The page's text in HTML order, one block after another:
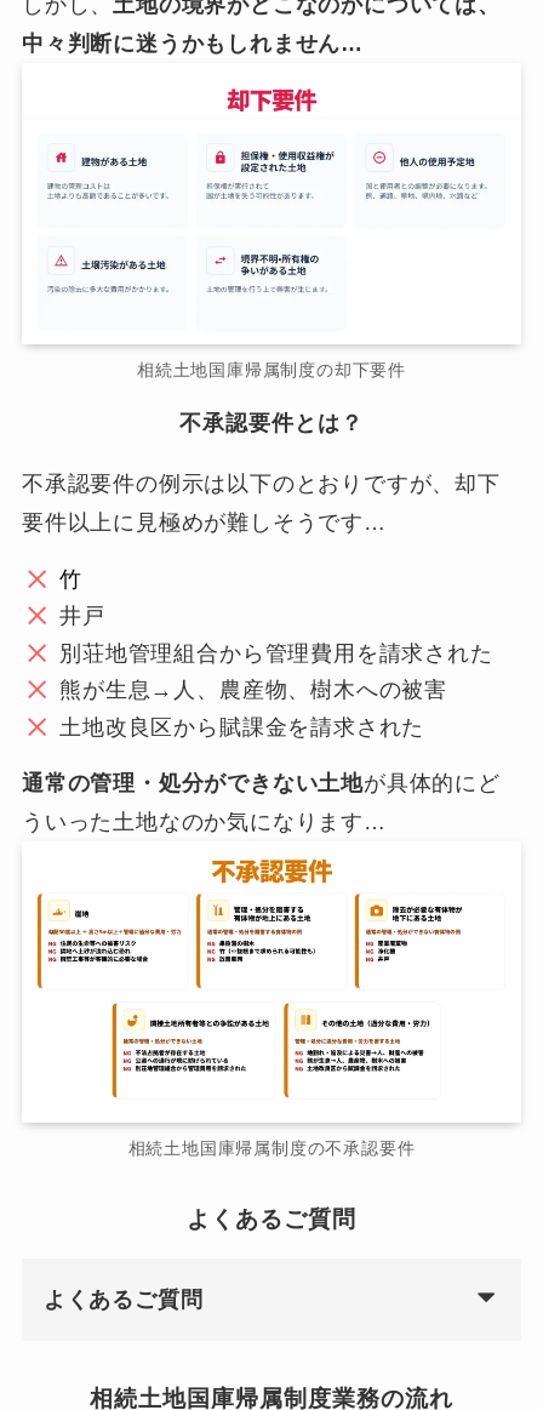
しかし、土地の境界がどこなのかについては、
中々判断に迷うかもしれません…
相続土地国庫帰属制度の却下要件
不承認要件とは？
不承認要件の例示は以下のとおりですが、却下
要件以上に見極めが難しそうです…
竹
井戸
別荘地管理組合から管理費用を請求された
熊が生息→人、農産物、樹木への被害
土地改良区から賦課金を請求された
通常の管理・処分ができない土地が具体的にど
ういった土地なのか気になります…
相続土地国庫帰属制度の不承認要件
よくあるご質問
よくあるご質問
相続土地国庫帰属制度業務の流れ